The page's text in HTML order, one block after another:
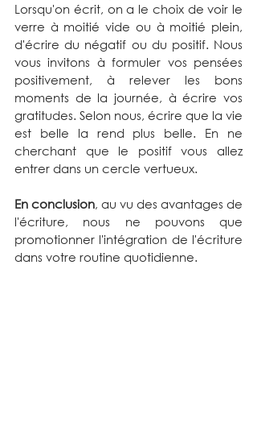
Lorsqu'on écrit, on a le choix de voir le
verre à moitié vide ou à moitié plein,
d'écrire du négatif ou du positif. Nous
vous invitons à formuler vos pensées
positivement, à relever les bons
moments de la journée, à écrire vos
gratitudes. Selon nous, écrire que la vie
est belle la rend plus belle. En ne
cherchant que le positif vous allez
entrer dans un cercle vertueux.
En conclusion, au vu des avantages de
l'écriture, nous ne pouvons que
promotionner l'intégration de l'écriture
dans votre routine quotidienne.